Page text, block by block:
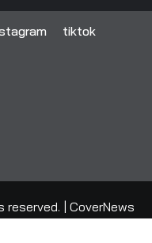
tiktok
reserved.
CoverNews